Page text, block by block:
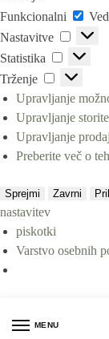
Funkcionalni
Nastavitve
Statistika
Trženje
Upravljanje
Upravljanje
Upravljanje
Preberite več o
Sprejmi Zavrni
nastavitev
piskotki
Varstvo osebnih
MENU